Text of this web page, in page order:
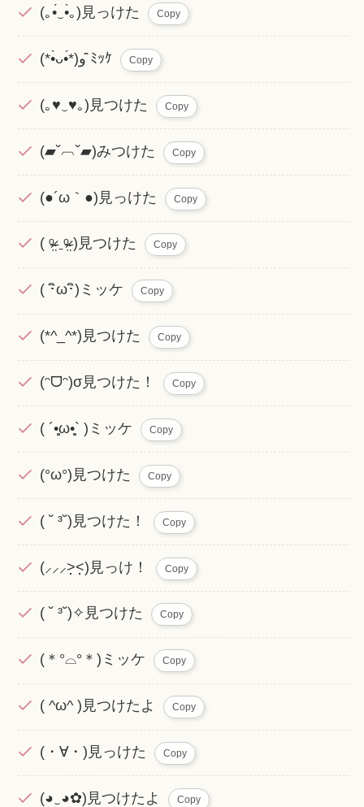
(｡•́‿•̀｡)見っけた Copy
(*•̀ᴗ•́*)و ̑̑ﾐｯｹ Copy
(｡♥‿♥｡)見つけた Copy
(▰˘︹˘▰)みつけた Copy
(●´ω｀●)見っけた Copy
( ᵒ̴̶̷̤ ˍᵒ̴̶̷̤ )見つけた Copy
( ･ิω･ิ)ミッケ Copy
(*^_^*)見つけた Copy
(ᵔᗜᵔ)σ見つけた！ Copy
( ´•̥̥̥ω•̥̥̥` )ミッケ Copy
(°ω°)見つけた Copy
( ˘ ³˘)見つけた！ Copy
(⸝⸝⸝˃̣̣̣̣̣̣̣̣̣̣̣̣˂̣̣̣̣̣̣)見っけ！ Copy
( ˘ ³˘)✧見つけた Copy
(＊°⌓°＊)ミッケ Copy
( ^ω^ )見つけたよ Copy
(・∀・)見っけた Copy
(◕‿◕✿)見つけたよ Copy